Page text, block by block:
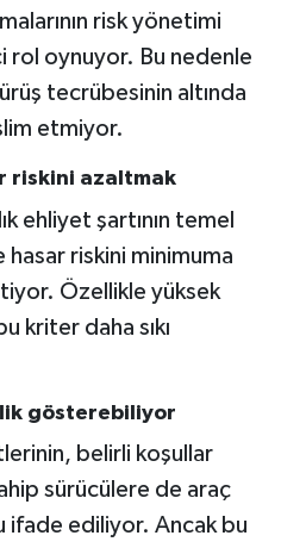
risk yönetimi
rol oynuyor. Bu nedenle
tecrübesinin altında
etmiyor.
riskini azaltmak
ehliyet şartının temel
hasar riskini minimuma
Özellikle yüksek
kriter daha sıkı
gösterebiliyor
belirli koşullar
sürücülere de araç
ifade ediliyor. Ancak bu